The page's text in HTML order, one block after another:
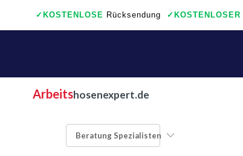
✓ KOSTENLOSE Rücksendung ✓ KOSTENLOSER
Arbeitshosenexpert.de
BeratungSpezialisten